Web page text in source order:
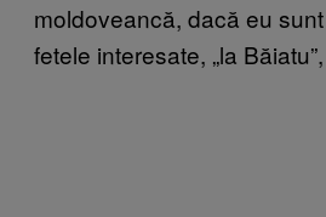
moldoveancă, dacă eu
fetele interesate, „la